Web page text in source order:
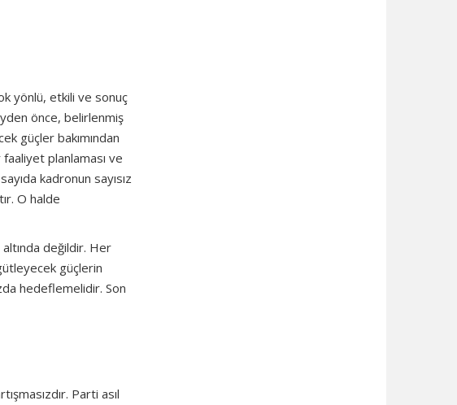
yönlü, etkili ve sonuç
önce, belirlenmiş
güçler bakımından
planlaması ve
kadronun sayısız
O halde
altında değildir. Her
güçlerin
hedeflemelidir. Son
Parti asıl